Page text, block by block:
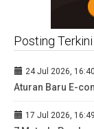
Posting Terkini
24 Jul 2026, 16:40
Aturan Baru E-
17 Jul 2026, 16:49